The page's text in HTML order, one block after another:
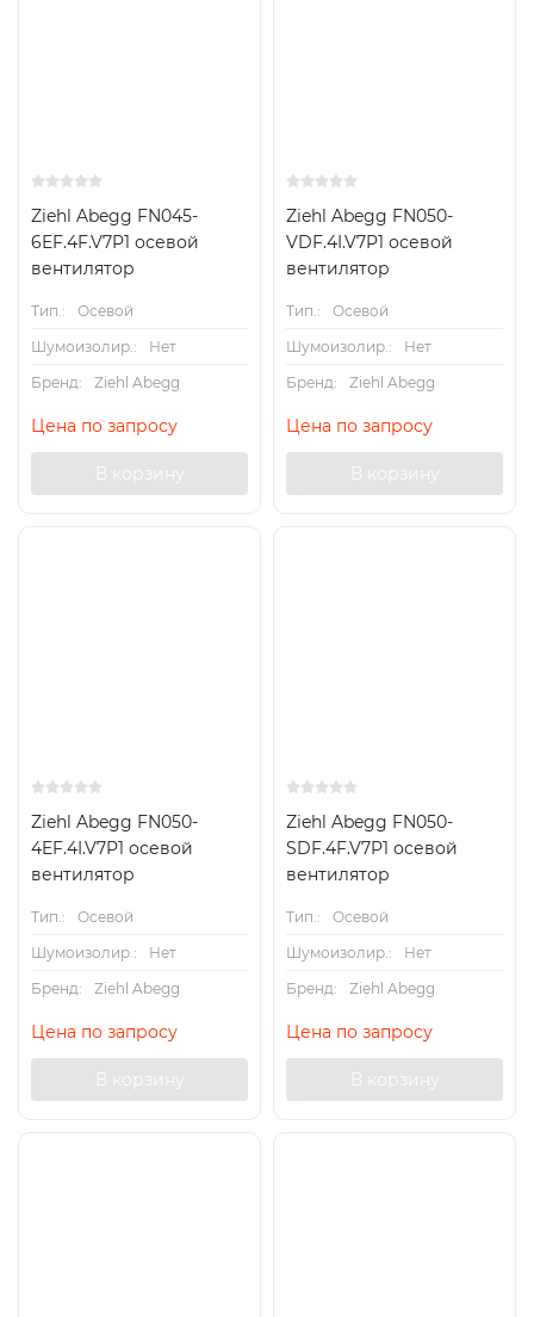
Ziehl Abegg FN045-
6EF.4F.V7P1 осевой
вентилятор
Тип.:
Осевой
Шумоизолир.:
Нет
Бренд:
Ziehl Abegg
Цена по запросу
В корзину
Ziehl Abegg FN050-
VDF.4I.V7P1 осевой
вентилятор
Тип.:
Осевой
Шумоизолир.:
Нет
Бренд:
Ziehl Abegg
Цена по запросу
В корзину
Ziehl Abegg FN050-
4EF.4I.V7P1 осевой
вентилятор
Тип.:
Осевой
Шумоизолир.:
Нет
Бренд:
Ziehl Abegg
Цена по запросу
В корзину
Ziehl Abegg FN050-
SDF.4F.V7P1 осевой
вентилятор
Тип.:
Осевой
Шумоизолир.:
Нет
Бренд:
Ziehl Abegg
Цена по запросу
В корзину